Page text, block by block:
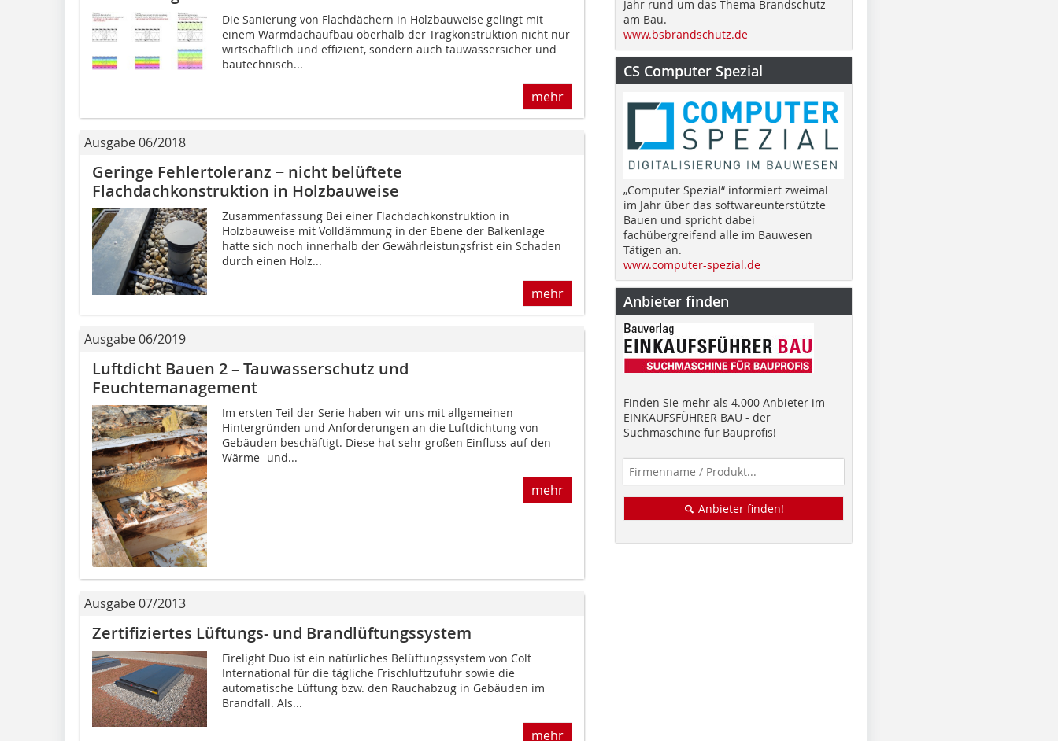
Die Sanierung von Flachdächern in Holzbauweise gelingt mit
einem Warmdachaufbau oberhalb der Tragkonstruktion nicht nur
wirtschaftlich und effizient, sondern auch tauwassersicher und
bautechnisch...
mehr
Ausgabe 06/2018
Geringe Fehlertoleranz − nicht belüftete
Flachdachkonstruktion in Holzbauweise
Zusammenfassung Bei einer Flachdachkonstruktion in
Holzbauweise mit Volldämmung in der Ebene der Balkenlage
hatte sich noch innerhalb der Gewährleistungsfrist ein Schaden
durch einen Holz...
mehr
Ausgabe 06/2019
Luftdicht Bauen 2 – Tauwasserschutz und
Feuchtemanagement
Im ersten Teil der Serie haben wir uns mit allgemeinen
Hintergründen und Anforderungen an die Luftdichtung von
Gebäuden beschäftigt. Diese hat sehr großen Einfluss auf den
Wärme- und...
mehr
Ausgabe 07/2013
Zertifiziertes Lüftungs- und Brandlüftungssystem
Firelight Duo ist ein natürliches Belüftungssystem von Colt
International für die tägliche Frischluftzufuhr sowie die
automatische Lüftung bzw. den Rauchabzug in Gebäuden im
Brandfall. Als...
mehr
Jahr rund um das Thema Brandschutz
am Bau.
www.bsbrandschutz.de
CS Computer Spezial
„Computer Spezial“ informiert zweimal
im Jahr über das softwareunterstützte
Bauen und spricht dabei
fachübergreifend alle im Bauwesen
Tätigen an.
www.computer-spezial.de
Anbieter finden
Finden Sie mehr als 4.000 Anbieter im
EINKAUFSFÜHRER BAU - der
Suchmaschine für Bauprofis!
Anbieter finden!